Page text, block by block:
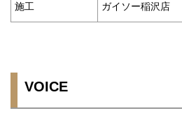
施工 ガイソー稲沢店
VOICE